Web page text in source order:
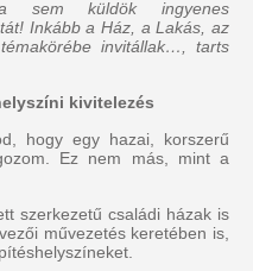
sem küldök ingyenes
! Inkább a Ház, a Lakás, az
invitállak…, tarts
kivitelezés
hogy egy hazai, korszerű
Ez nem más, mint a
szerkezetű családi házak is
művezetés keretében is,